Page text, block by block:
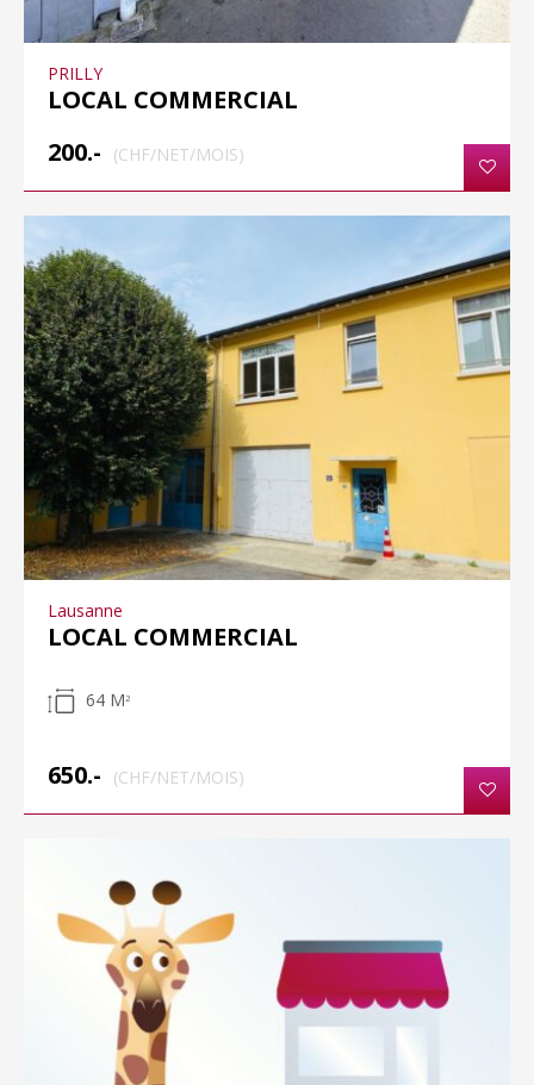
PRILLY
LOCAL COMMERCIAL
200.-
(CHF/NET/MOIS)
Lausanne
LOCAL COMMERCIAL
64 M 2
650.- (CHF/NET/MOIS)